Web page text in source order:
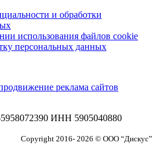
и обработки
использования файлов cookie
персональных данных
ИНН 5905040880
Copyright 2016- 2026 © ООО “Дискус”